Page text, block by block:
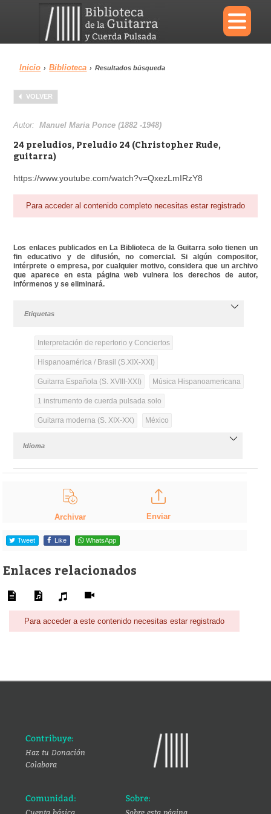
×
Menu
Biblioteca
Área personal
Inicio › Biblioteca › Resultados búsqueda
VOLVER
Autor:Manuel Maria Ponce (1882 -1948)
24 preludios, Preludio 24 (Christopher Rude,
guitarra)
https://www.youtube.com/watch?v=QxezLmIRzY8
Para acceder al contenido completo necesitas estar registrado
Los enlaces publicados en La Biblioteca de la Guitarra solo tienen un
fin educativo y de difusión, no comercial. Si algún compositor,
intérprete o empresa, por cualquier motivo, considera que un archivo
que aparece en esta página web vulnera los derechos de autor,
infórmenos y se eliminará.
Etiquetas
Interpretación de repertorio y Conciertos
Hispanoamérica / Brasil (S.XIX-XXI)
Guitarra Española (S. XVIII-XXI) Música Hispanoamericana
1 instrumento de cuerda pulsada solo
Guitarra moderna (S. XIX-XX) México
Idioma
Archivar Enviar
Tweet Like WhatsApp
Enlaces relacionados
Para acceder a este contenido necesitas estar registrado
Contribuye:
Haz tu Donación
Colabora
Comunidad: Sobre: